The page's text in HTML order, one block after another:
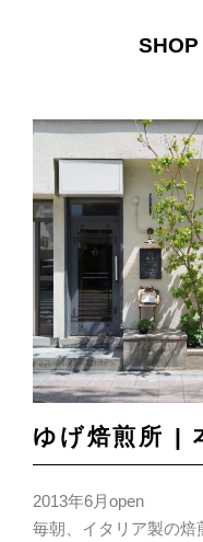
SHOP
ゆげ焙煎所 |
2013年6月open
毎朝、イタリア製の焙